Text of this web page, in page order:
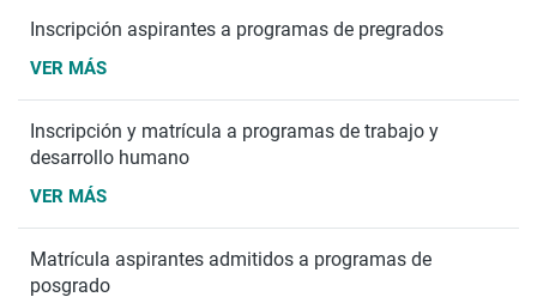
Inscripción aspirantes a programas de pregrados
VER MÁS
Inscripción y matrícula a programas de trabajo y
desarrollo humano
VER MÁS
Matrícula aspirantes admitidos a programas de
posgrado